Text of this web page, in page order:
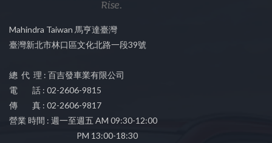
Mahindra Taiwan 馬亨達臺灣
臺灣新北市林口區文化北路一段39號
總 代 理 : 百吉發車業有限公司
電 話 : 02-2606-9815
傳 真 : 02-2606-9817
營業 時間 : 週一至週五 AM 09:30-12:00
PM 13:00-18:30